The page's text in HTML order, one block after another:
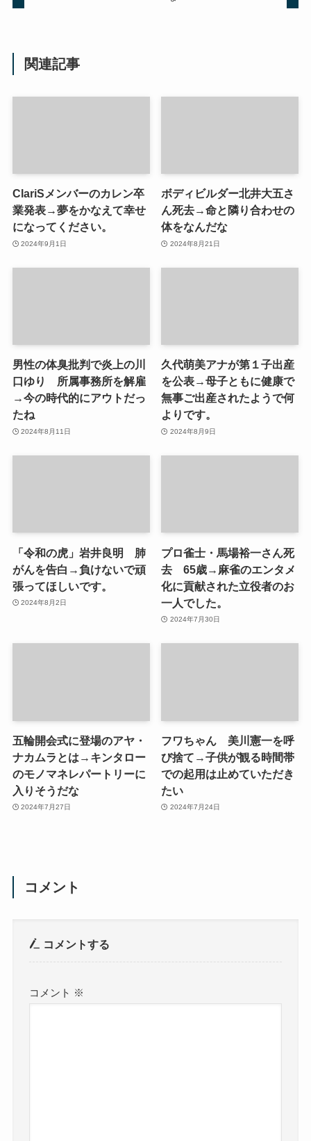
関連記事
ClariSメンバーのカレン卒
業発表→夢をかなえて幸せ
になってください。
2024年9月1日
ボディビルダー北井大五さ
ん死去→命と隣り合わせの
体をなんだな
2024年8月21日
男性の体臭批判で炎上の川
口ゆり 所属事務所を解雇
→今の時代的にアウトだっ
たね
2024年8月11日
久代萌美アナが第１子出産
を公表→母子ともに健康で
無事ご出産されたようで何
よりです。
2024年8月9日
「令和の虎」岩井良明 肺
がんを告白→負けないで頑
張ってほしいです。
2024年8月2日
プロ雀士・馬場裕一さん死
去 65歳→麻雀のエンタメ
化に貢献された立役者のお
一人でした。
2024年7月30日
五輪開会式に登場のアヤ・
ナカムラとは→キンタロー
のモノマネレパートリーに
入りそうだな
2024年7月27日
フワちゃん 美川憲一を呼
び捨て→子供が観る時間帯
での起用は止めていただき
たい
2024年7月24日
コメント
コメントする
コメント ※